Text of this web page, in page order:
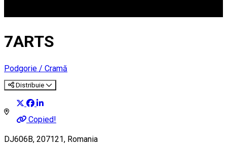
7ARTS
Podgorie / Cramă
Distribuie
Copied!
DJ606B, 207121, Romania